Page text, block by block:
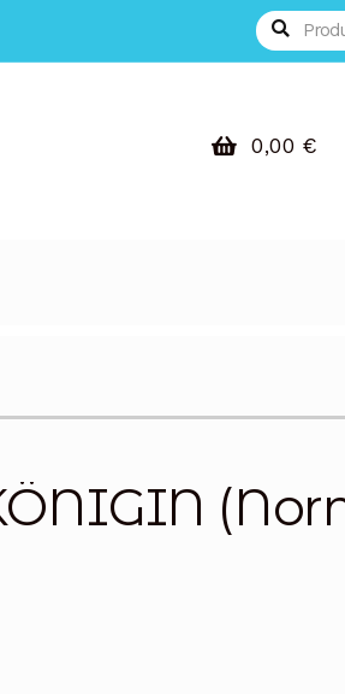
Suchen
nach:
Suchen
0,00 €